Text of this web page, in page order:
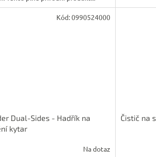
Dual-Sides - Hadřík na
kytar
Na dotaz
Kód:0990524000
Čistič na